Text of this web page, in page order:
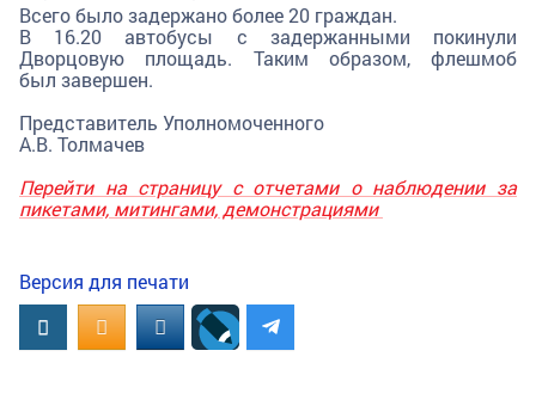
Всего было задержано более 20 граждан.
В 16.20 автобусы с задержанными покинули
Дворцовую площадь. Таким образом, флешмоб
был завершен.
Представитель Уполномоченного
А.В. Толмачев
Перейти на страницу с отчетами о наблюдении за
пикетами, митингами, демонстрациями
Версия для печати
ВконтактеOK.RUMAIL.RU